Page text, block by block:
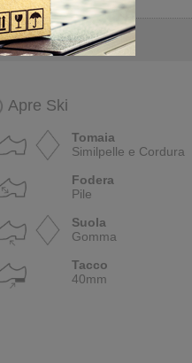
Apre Ski
Tomaia
Similpelle e Cordura
Fodera
Pile
Suola
Gomma
Tacco
40mm